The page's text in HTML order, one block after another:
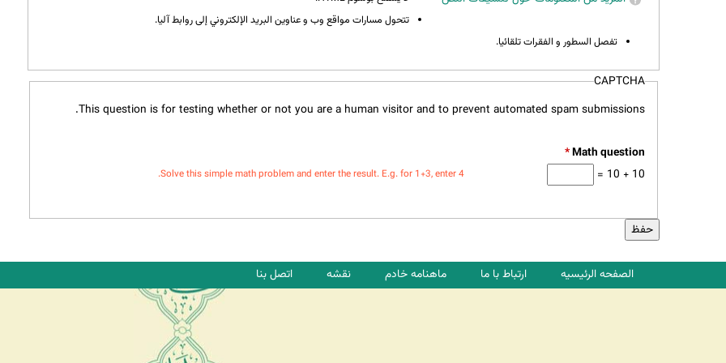
تتحول مسارات مواقع وب و عناوين البريد الإلكتروني إلى روابط آليا.
تفصل السطور و الفقرات تلقائيا.
CAPTCHA
This question is for testing whether or not you are a human visitor and to prevent automated spam submissions.
*
10 + 10 =
Solve this simple math problem and enter the result. E.g. for 1+3, enter 4.
الصفحه الرئیسیه ارتباط با ما ماهنامه خادم نقشه اتصل بنا